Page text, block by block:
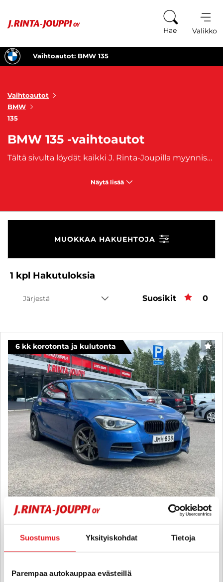
Suostumus Yksityiskohdat Tietoja
Parempaa autokauppaa evästeillä
Hae Valikko
Vaihtoautot: BMW 135
Vaihtoautot
BMW
135
BMW 135 -vaihtoautot
Tältä sivulta löydät kaikki J. Rinta-Joupilla myynnissä olevat käytetyt BMW 135 -vaihtoautot. BMW 135 on urheilullinen ja suorituskykyinen malli, joka yhdistää BMW:n tunnusomaisen ajotuntuman, tehokkaan moottorin ja kompaktin kokoluokan käytettävyyden. BMW 135 on erinomainen valinta kuljettajalle, joka arvostaa dynaamista ajokokemusta, tyylikästä ulkonäköä ja laadukasta viimeistelyä ilman kompromisseja arjen käytännöllisyydessä.
Näytä lisää
MUOKKAA HAKUEHTOJA
1 kpl Hakutuloksia
Järjestä Suosikit 0
6 kk korotonta ja kulutonta
BMW 135
Manuaali / Estoril Blue / Kangas-Alcantara / Xenon / Tutkat /
25 950 €